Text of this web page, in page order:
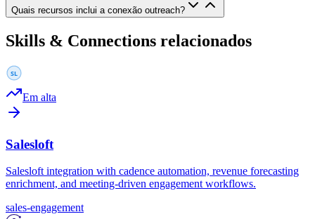
Quais recursos inclui a conexão outreach?
Skills & Connections relacionados
Em alta
Salesloft
Salesloft integration with cadence automation, revenue forecasting
enrichment, and meeting-driven engagement workflows.
sales-engagement